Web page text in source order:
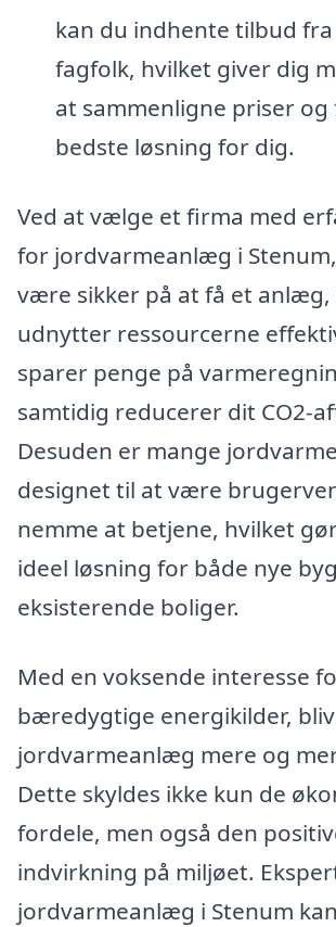
kan du indhente tilbud
fagfolk, hvilket giver dig
at sammenligne priser og
bedste løsning for dig.
Ved at vælge et firma med
for jordvarmeanlæg i
være sikker på at få et
udnytter ressourcerne
sparer penge på
samtidig reducerer dit CO2-
Desuden er mange
designet til at være
nemme at betjene, hvilket
ideel løsning for både nye
eksisterende boliger.
Med en voksende interesse
bæredygtige energikilder,
jordvarmeanlæg mere og
Dette skyldes ikke kun de
fordele, men også den
indvirkning på miljøet.
jordvarmeanlæg i Stenum